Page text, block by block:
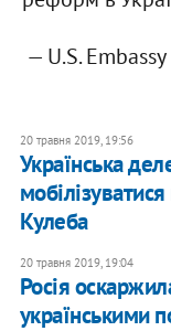
— U.S.
20 травня 2019, 19:56
Українська
Кулеба
20 травня 2019, 19:04
Росія
українськими